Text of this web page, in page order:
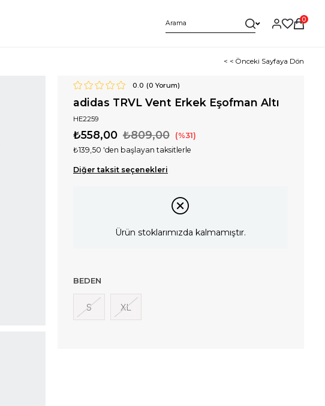
0
< < Önceki Sayfaya Dön
0.0 (0 Yorum)
adidas TRVL Vent Erkek Eşofman Altı
HE2259
₺809,00
₺558,00 31
₺139,50 'den başlayan taksitlerle
Diğer taksit seçenekleri
Ürün stoklarımızda kalmamıştır.
BEDEN
S XL